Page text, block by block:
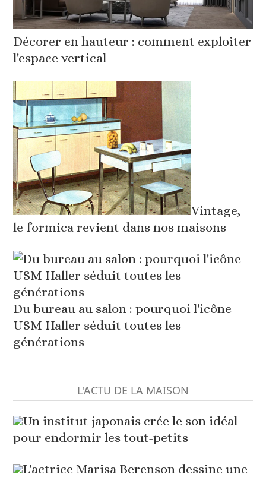
Décorer en hauteur : comment exploiter
l'espace vertical
Vintage,
le formica revient dans nos maisons
Du bureau au salon : pourquoi l'icône
USM Haller séduit toutes les
générations
L'ACTU DE LA MAISON
Un institut japonais crée le son idéal
pour endormir les tout-petits
L'actrice Marisa Berenson dessine une